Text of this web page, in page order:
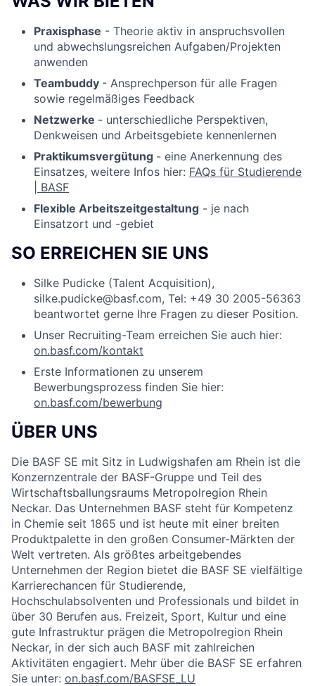
Praxisphase - Theorie aktiv in anspruchsvollen
und abwechslungsreichen Aufgaben/Projekten
anwenden
Teambuddy - Ansprechperson für alle Fragen
sowie regelmäßiges Feedback
Netzwerke - unterschiedliche Perspektiven,
Denkweisen und Arbeitsgebiete kennenlernen
Praktikumsvergütung - eine Anerkennung des
Einsatzes, weitere Infos hier: FAQs für Studierende
| BASF
Flexible Arbeitszeitgestaltung - je nach
Einsatzort und -gebiet
SO ERREICHEN SIE UNS
Silke Pudicke (Talent Acquisition),
silke.pudicke@basf.com, Tel: +49 30 2005-56363
beantwortet gerne Ihre Fragen zu dieser Position.
Unser Recruiting-Team erreichen Sie auch hier:
on.basf.com/kontakt
Erste Informationen zu unserem
Bewerbungsprozess finden Sie hier:
on.basf.com/bewerbung
ÜBER UNS
Die BASF SE mit Sitz in Ludwigshafen am Rhein ist die
Konzernzentrale der BASF-Gruppe und Teil des
Wirtschaftsballungsraums Metropolregion Rhein
Neckar. Das Unternehmen BASF steht für Kompetenz
in Chemie seit 1865 und ist heute mit einer breiten
Produktpalette in den großen Consumer-Märkten der
Welt vertreten. Als größtes arbeitgebendes
Unternehmen der Region bietet die BASF SE vielfältige
Karrierechancen für Studierende,
Hochschulabsolventen und Professionals und bildet in
über 30 Berufen aus. Freizeit, Sport, Kultur und eine
gute Infrastruktur prägen die Metropolregion Rhein
Neckar, in der sich auch BASF mit zahlreichen
Aktivitäten engagiert. Mehr über die BASF SE erfahren
Sie unter: on.basf.com/BASFSE_LU